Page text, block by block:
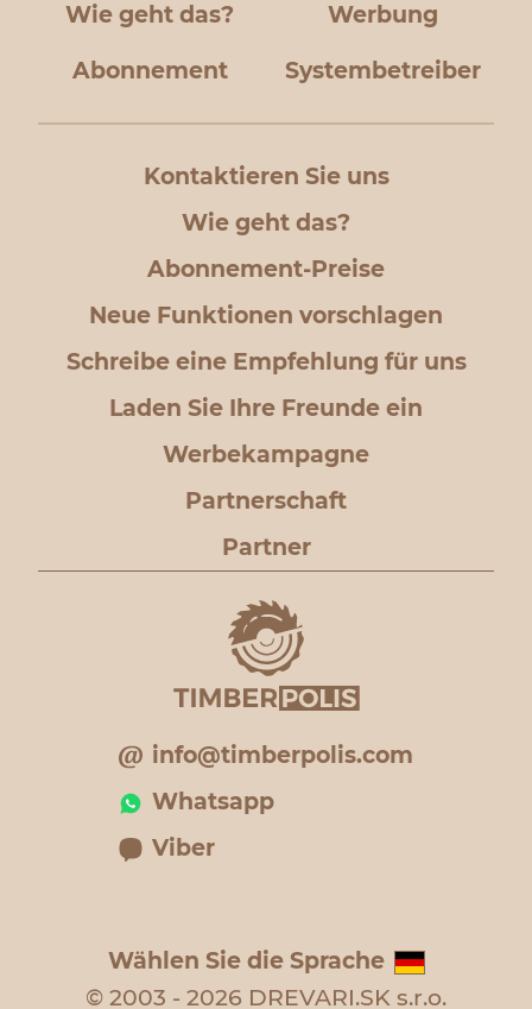
Wie geht das? Werbung
Abonnement Systembetreiber
Kontaktieren Sie uns
Wie geht das?
Abonnement-Preise
Neue Funktionen vorschlagen
Schreibe eine Empfehlung für uns
Laden Sie Ihre Freunde ein
Werbekampagne
Partnerschaft
Partner
info@timberpolis.com
Whatsapp
Viber
Wählen Sie die Sprache
© 2003 - 2026 DREVARI.SK s.r.o.